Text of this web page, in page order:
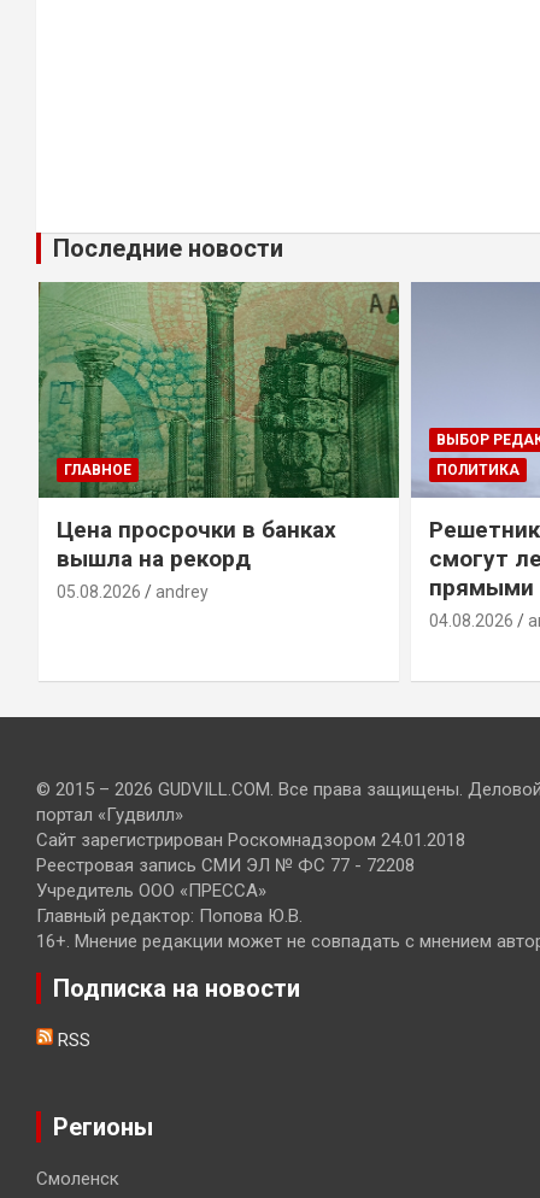
Последние новости
ГЛАВНОЕ
Цена просрочки в банках
вышла на рекорд
05.08.2026 andrey
ВЫБОР
ПОЛИТИКА
смогут
прямыми
04.08.2026
© 2015 – 2026 GUDVILL.COM. Все права защищены.
портал «Гудвилл»
Сайт зарегистрирован Роскомнадзором 24.01.2018
Реестровая запись СМИ ЭЛ № ФС 77 - 72208
Учредитель ООО «ПРЕССА»
Главный редактор: Попова Ю.В.
16+. Мнение редакции может не совпадать с мнением
Подписка на новости
RSS
Регионы
Смоленск